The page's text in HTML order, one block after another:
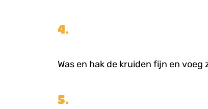
4.
Was en hak de kruiden fijn en voeg
5.